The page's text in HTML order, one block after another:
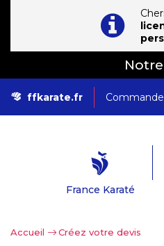
ffkarate.fr
France Karaté
Accueil > Créez votre devis